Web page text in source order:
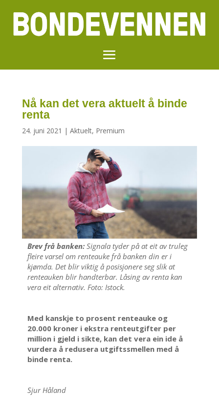
Nå kan det vera aktuelt å binde
renta
24. juni 2021 | Aktuelt, Premium
Brev frå banken:Signala tyder på at eit av truleg
fleire varsel om renteauke frå banken din er i
kjømda. Det blir viktig å posisjonere seg slik at
renteauken blir handterbar. Låsing av renta kan
vera eit alternativ. Foto: Istock.
Med kanskje to prosent renteauke og
20.000 kroner i ekstra renteutgifter per
million i gjeld i sikte, kan det vera ein ide å
vurdera å redusera utgiftssmellen med å
binde renta.
Sjur Håland